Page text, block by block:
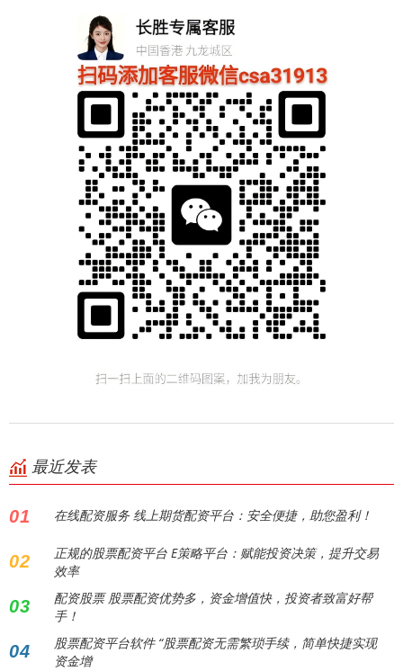
最近发表
01 在线配资服务 线上期货配资平台：安全便捷，助您盈利！
02
正规的股票配资平台 E策略平台：赋能投资决策，提升交易
效率
03
配资股票 股票配资优势多，资金增值快，投资者致富好帮
手！
04
股票配资平台软件 “股票配资无需繁琐手续，简单快捷实现
资金增